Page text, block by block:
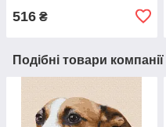
516 ₴
Подібні товари компанії